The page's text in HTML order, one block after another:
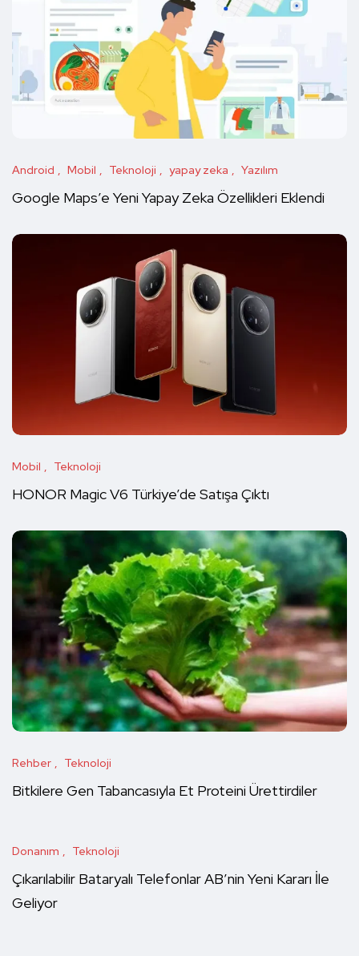
Android Mobil Teknoloji yapay zeka Yazılım
Google Maps’e Yeni Yapay Zeka Özellikleri Eklendi
Mobil Teknoloji
HONOR Magic V6 Türkiye’de Satışa Çıktı
Rehber Teknoloji
Bitkilere Gen Tabancasıyla Et Proteini Ürettirdiler
Donanım Teknoloji
Çıkarılabilir Bataryalı Telefonlar AB’nin Yeni Kararı İle
Geliyor